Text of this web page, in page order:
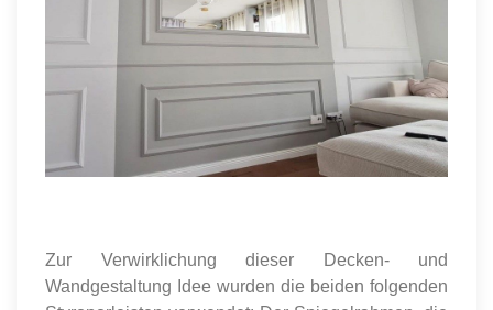
Zur Verwirklichung dieser Decken- und
Wandgestaltung Idee wurden die beiden folgenden